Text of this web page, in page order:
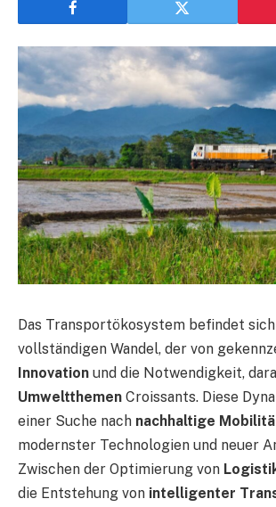
Das Transportökosystem befindet
vollständigen Wandel, der von
Innovation und die Notwendigkeit,
Umweltthemen Croissants. Diese
einer Suche nach nachhaltige
modernster Technologien und neuer
Zwischen der Optimierung von
die Entstehung von intelligenter